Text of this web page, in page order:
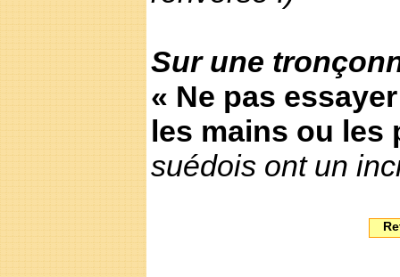
Sur une
« Ne pas
les mains ou les
suédois ont un